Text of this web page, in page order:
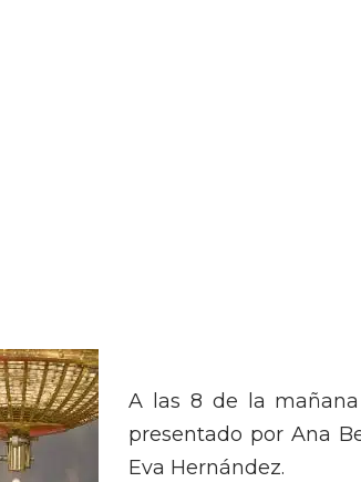
A las 8 de la
presentado por Ana
Eva Hernández.